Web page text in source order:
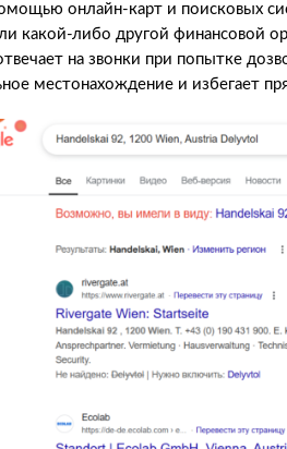
онлайн-карт и поисковых
какой-либо другой финансовой
на звонки при попытке
местонахождение и избегает